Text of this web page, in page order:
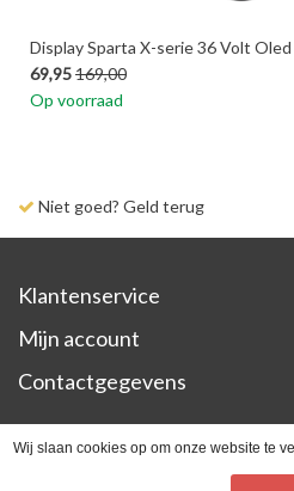
Display Sparta X-serie 36 Volt Oled
69,95169,00
Op voorraad
Niet goed? Geld terug
Klantenservice
Mijn account
Contactgegevens
Wij slaan cookies op om onze website te